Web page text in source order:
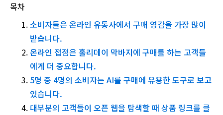
목차
소비자들은 온라인 유통사에서 구매 영감을 가장 많이
받습니다.
온라인 접점은 홀리데이 막바지에 구매를 하는 고객들
에게 더 중요합니다.
5명 중 4명의 소비자는 AI를 구매에 유용한 도구로 보고
있습니다.
대부분의 고객들이 오픈 웹을 탐색할 때 상품 링크를 클